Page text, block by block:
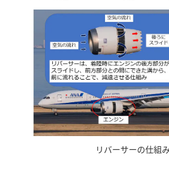
リバーサーの仕組み